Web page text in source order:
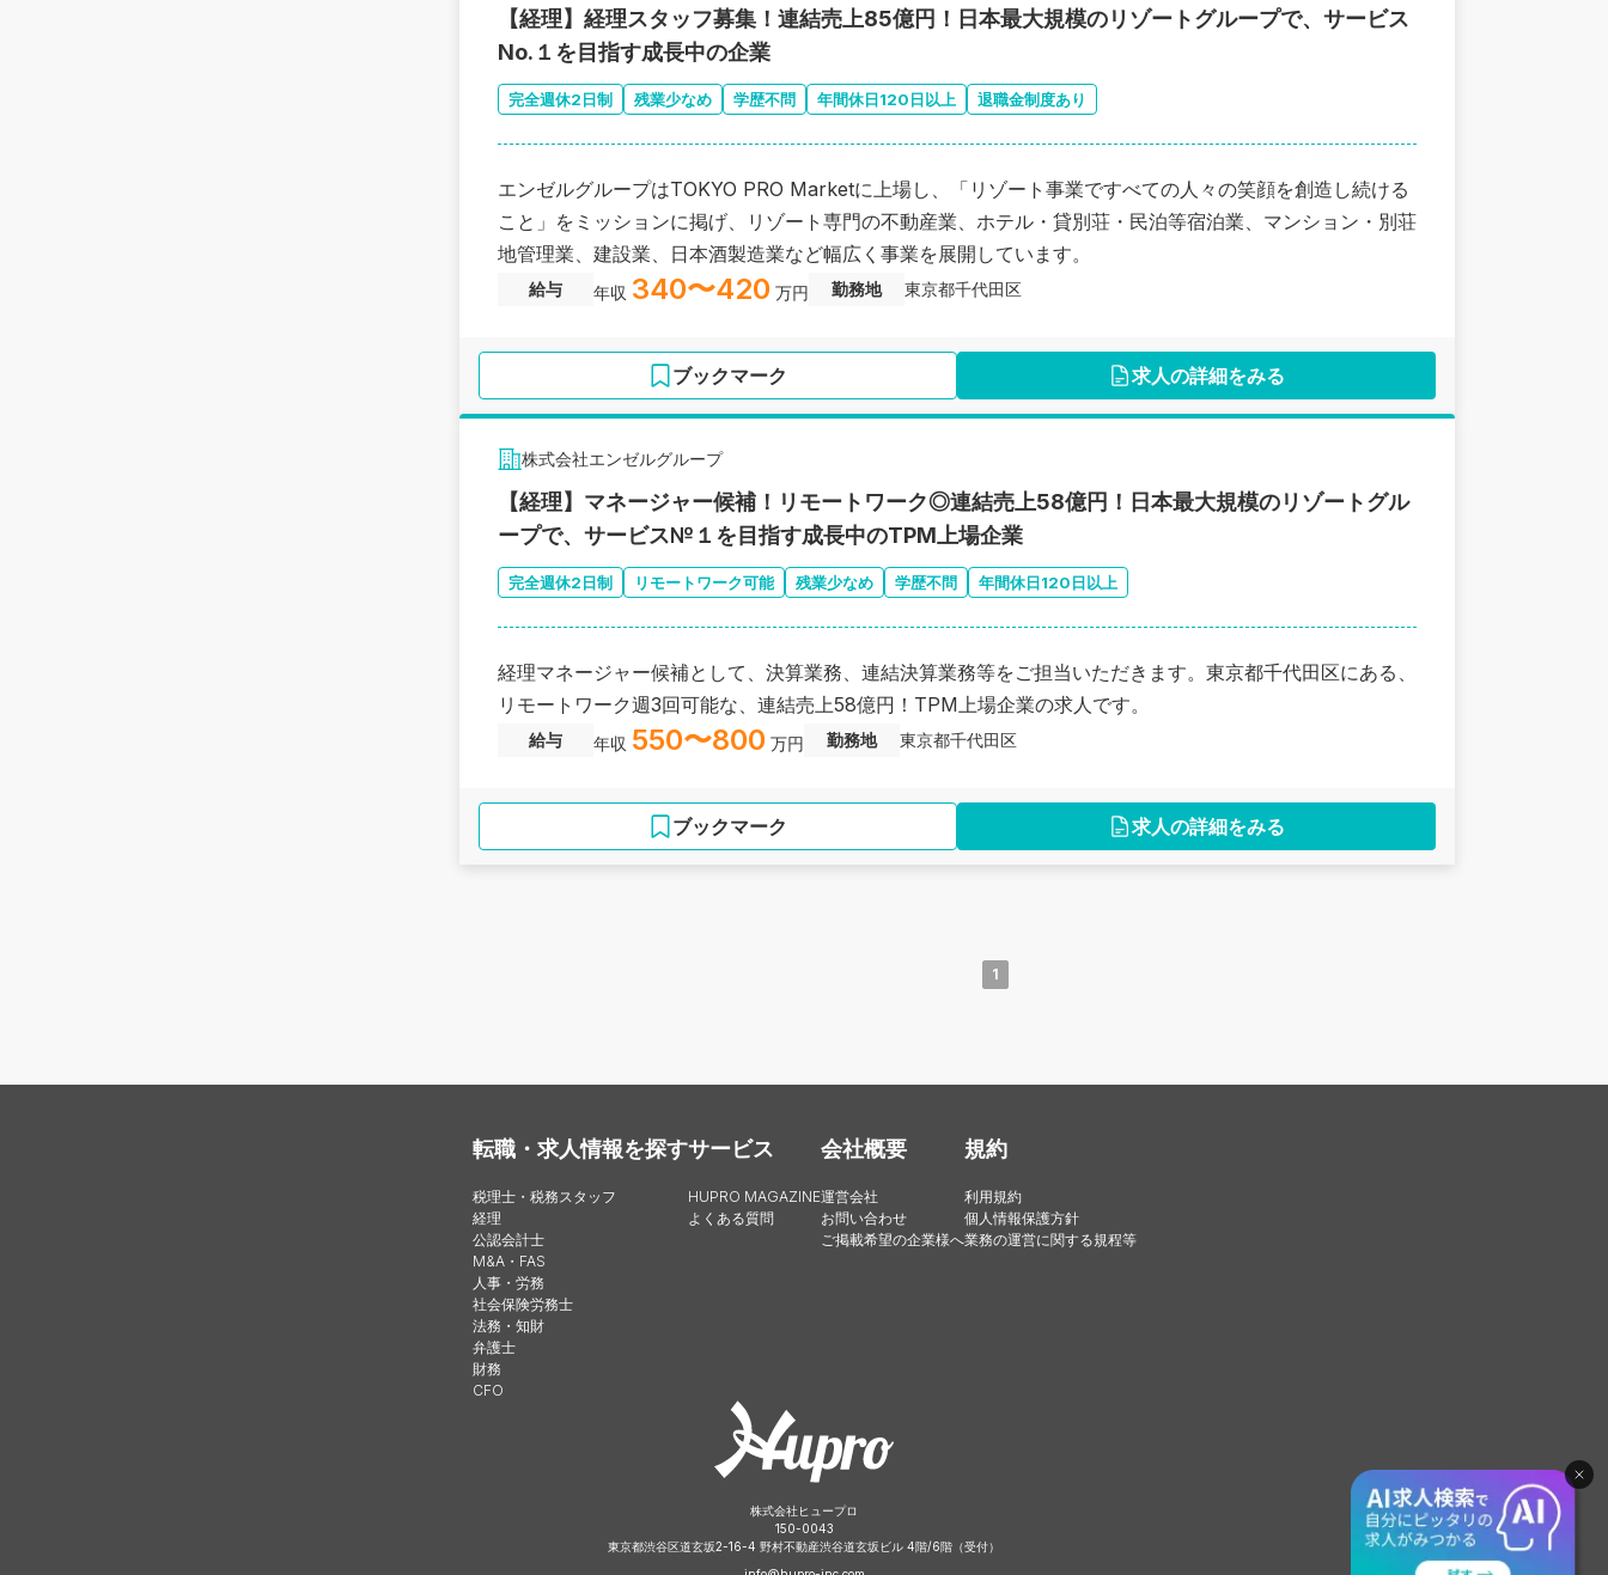
【経理】経理スタッフ募集！連結売上85億円！日本最大規模のリゾートグループで、サービス
No.１を目指す成長中の企業
完全週休2日制 残業少なめ 学歴不問 年間休日120日以上 退職金制度あり
エンゼルグループはTOKYO PRO Marketに上場し、「リゾート事業ですべての人々の笑顔を創造し続ける
こと」をミッションに掲げ、リゾート専門の不動産業、ホテル・貸別荘・民泊等宿泊業、マンション・別荘
地管理業、建設業、日本酒製造業など幅広く事業を展開しています。
給与 年収 340〜420 万円 勤務地 東京都千代田区
ブックマーク 求人の詳細をみる
株式会社エンゼルグループ
【経理】マネージャー候補！リモートワーク◎連結売上58億円！日本最大規模のリゾートグル
ープで、サービス№１を目指す成長中のTPM上場企業
完全週休2日制 リモートワーク可能 残業少なめ 学歴不問 年間休日120日以上
経理マネージャー候補として、決算業務、連結決算業務等をご担当いただきます。東京都千代田区にある、
リモートワーク週3回可能な、連結売上58億円！TPM上場企業の求人です。
給与 年収 550〜800 万円 勤務地 東京都千代田区
ブックマーク 求人の詳細をみる
1
転職・求人情報を探す
税理士・税務スタッフ
経理
公認会計士
M&A・FAS
人事・労務
社会保険労務士
法務・知財
弁護士
財務
CFO
サービス
HUPRO MAGAZINE
よくある質問
会社概要
運営会社
お問い合わせ
ご掲載希望の企業様へ
規約
利用規約
個人情報保護方針
業務の運営に関する規程等
株式会社ヒュープロ
150-0043
東京都渋谷区道玄坂2-16-4 野村不動産渋谷道玄坂ビル 4階/6階（受付）